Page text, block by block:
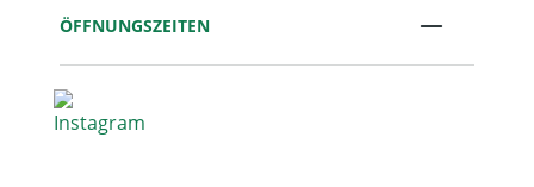
ÖFFNUNGSZEITEN